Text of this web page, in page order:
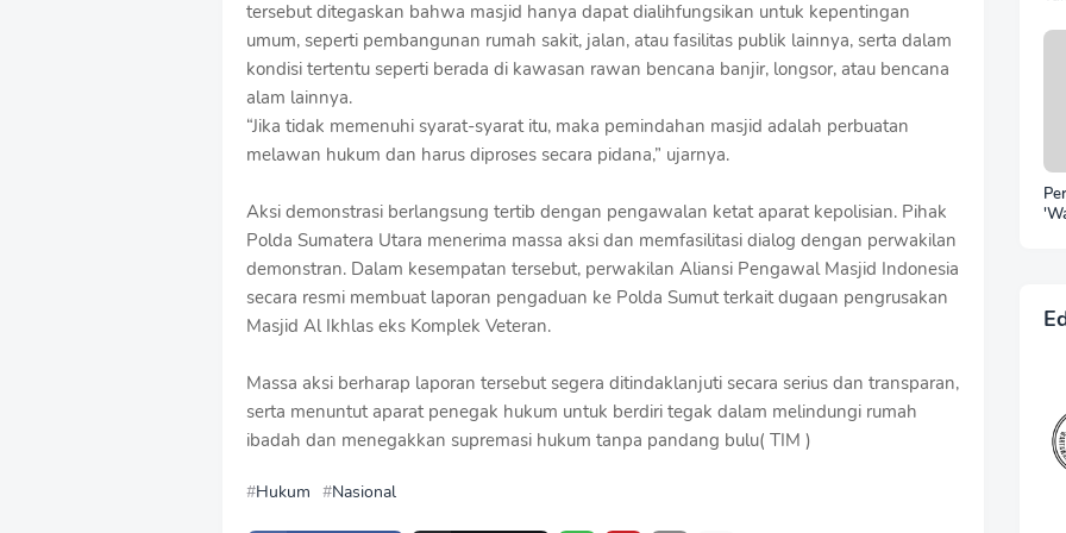
tersebut ditegaskan bahwa masjid hanya dapat dialihfungsikan untuk kepentingan
umum, seperti pembangunan rumah sakit, jalan, atau fasilitas publik lainnya, serta dalam
kondisi tertentu seperti berada di kawasan rawan bencana banjir, longsor, atau bencana
alam lainnya.
“Jika tidak memenuhi syarat-syarat itu, maka pemindahan masjid adalah perbuatan
melawan hukum dan harus diproses secara pidana,” ujarnya.
Aksi demonstrasi berlangsung tertib dengan pengawalan ketat aparat kepolisian. Pihak
Polda Sumatera Utara menerima massa aksi dan memfasilitasi dialog dengan perwakilan
demonstran. Dalam kesempatan tersebut, perwakilan Aliansi Pengawal Masjid Indonesia
secara resmi membuat laporan pengaduan ke Polda Sumut terkait dugaan pengrusakan
Masjid Al Ikhlas eks Komplek Veteran.
Massa aksi berharap laporan tersebut segera ditindaklanjuti secara serius dan transparan,
serta menuntut aparat penegak hukum untuk berdiri tegak dalam melindungi rumah
ibadah dan menegakkan supremasi hukum tanpa pandang bulu( TIM )
Hukum Nasional